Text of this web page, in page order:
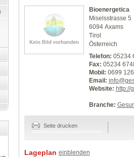
Bioenergetica
Miselsstrasse 5
6094 Axams
Tirol
Österreich
Telefon: 05234
Fax: 05234
Mobil: 0699
Email:
Website: http://
Branche:
Seite drucken
Lageplan einblenden